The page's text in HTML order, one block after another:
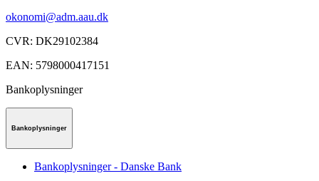
okonomi@adm.aau.dk
CVR: DK29102384
EAN: 5798000417151
Bankoplysninger
Bankoplysninger
Bankoplysninger - Danske Bank